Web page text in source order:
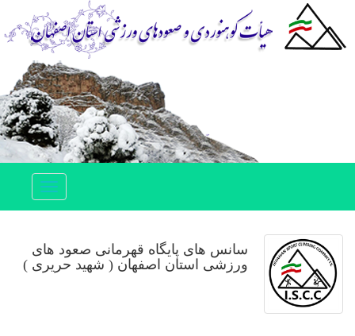
Toggle
سانس های پایگاه قهرمانی صعود های
ورزشی استان اصفهان ( شهید حریری )